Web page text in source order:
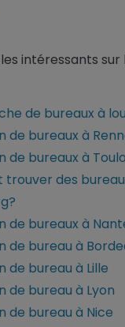
intéressants sur
de bureaux à
de bureaux à
de bureaux à
des
de bureaux à
de bureau à
de bureau à Lille
de bureau à Lyon
de bureau à Nice